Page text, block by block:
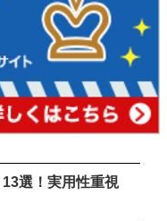
選！実用性重視